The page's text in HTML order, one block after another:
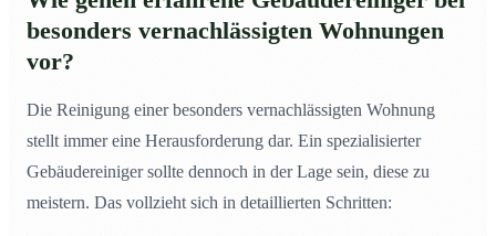
besonders vernachlässigten Wohnungen
vor?
Die Reinigung einer besonders vernachlässigten Wohnung
stellt immer eine Herausforderung dar. Ein spezialisierter
Gebäudereiniger sollte dennoch in der Lage sein, diese zu
meistern. Das vollzieht sich in detaillierten Schritten: